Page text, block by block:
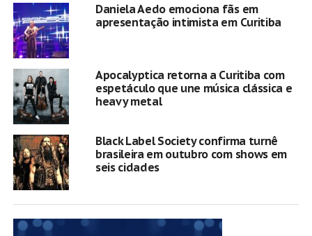
Daniela Aedo emociona fãs em
apresentação intimista em Curitiba
Apocalyptica retorna a Curitiba com
espetáculo que une música clássica e
heavy metal
Black Label Society confirma turnê
brasileira em outubro com shows em
seis cidades